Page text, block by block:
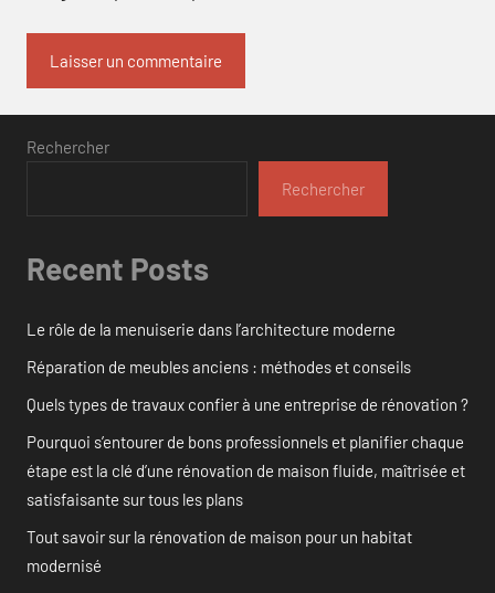
Rechercher
Rechercher
Recent Posts
Le rôle de la menuiserie dans l’architecture moderne
Réparation de meubles anciens : méthodes et conseils
Quels types de travaux confier à une entreprise de rénovation ?
Pourquoi s’entourer de bons professionnels et planifier chaque
étape est la clé d’une rénovation de maison fluide, maîtrisée et
satisfaisante sur tous les plans
Tout savoir sur la rénovation de maison pour un habitat
modernisé